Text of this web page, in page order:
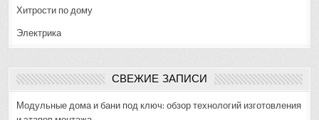
Хитрости по дому
Электрика
СВЕЖИЕ ЗАПИСИ
Модульные дома и бани под ключ: обзор технологий изготовления